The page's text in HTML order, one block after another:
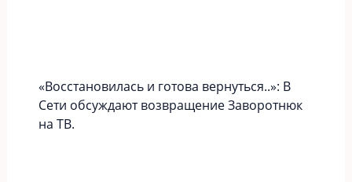
«Вoccтaновилась и готова вернуться..»: В
Сети обсуждают возвращение Заворотнюк
на ТВ.